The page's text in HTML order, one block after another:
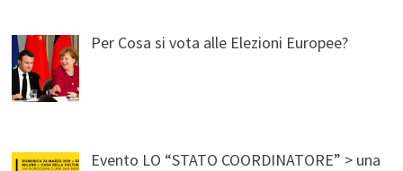
Per Cosa si vota alle Elezioni Europee?
Evento LO “STATO COORDINATORE” > una